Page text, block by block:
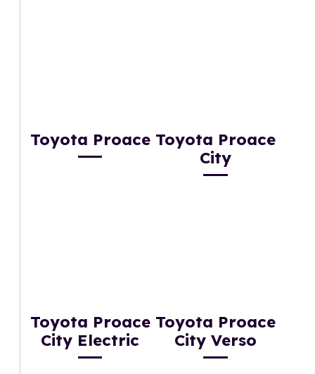
Toyota Proace Toyota Proace
City
Toyota Proace
City Electric
Toyota Proace
City Verso